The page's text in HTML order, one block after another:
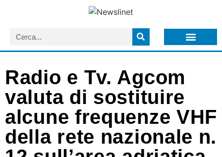
Radio e Tv. Agcom
valuta di sostituire
alcune frequenze VHF
della rete nazionale n.